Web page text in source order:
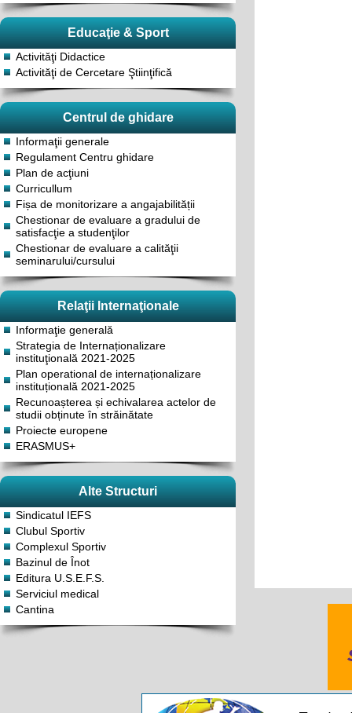
Educaţie & Sport
Activităţi Didactice
Activităţi de Cercetare Ştiinţifică
Centrul de ghidare
Informaţii generale
Regulament Centru ghidare
Plan de acţiuni
Curricullum
Fișa de monitorizare a angajabilității
Chestionar de evaluare a gradului de
satisfacţie a studenţilor
Chestionar de evaluare a calităţii
seminarului/cursului
Relaţii Internaţionale
Informaţie generală
Strategia de Internaționalizare
instituţională 2021-2025
Plan operational de internaționalizare
instituțională 2021-2025
Recunoașterea și echivalarea actelor de
studii obținute în străinătate
Proiecte europene
ERASMUS+
Alte Structuri
Sindicatul IEFS
Clubul Sportiv
Complexul Sportiv
Bazinul de Înot
Editura U.S.E.F.S.
Serviciul medical
Cantina